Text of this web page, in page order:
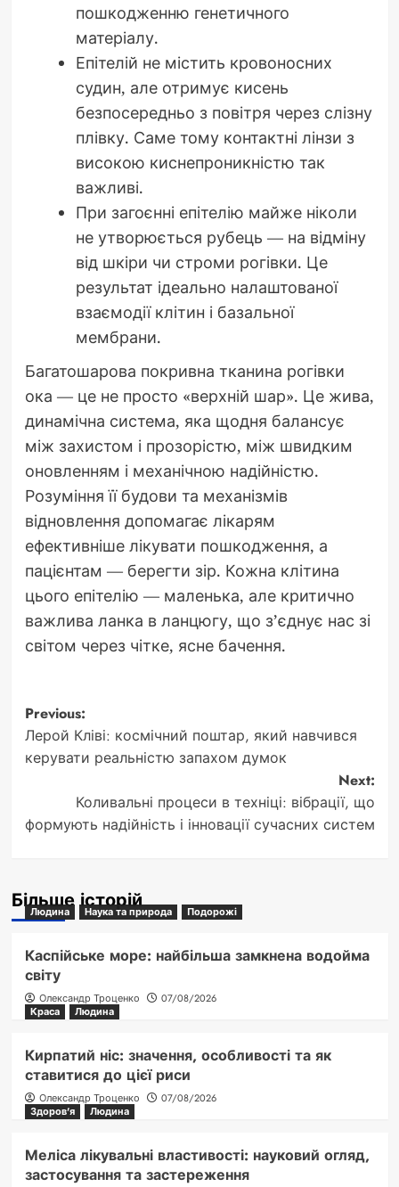
пошкодженню генетичного
матеріалу.
Епітелій не містить кровоносних
судин, але отримує кисень
безпосередньо з повітря через слізну
плівку. Саме тому контактні лінзи з
високою киснепроникністю так
важливі.
При загоєнні епітелію майже ніколи
не утворюється рубець — на відміну
від шкіри чи строми рогівки. Це
результат ідеально налаштованої
взаємодії клітин і базальної
мембрани.
Багатошарова покривна тканина рогівки
ока — це не просто «верхній шар». Це жива,
динамічна система, яка щодня балансує
між захистом і прозорістю, між швидким
оновленням і механічною надійністю.
Розуміння її будови та механізмів
відновлення допомагає лікарям
ефективніше лікувати пошкодження, а
пацієнтам — берегти зір. Кожна клітина
цього епітелію — маленька, але критично
важлива ланка в ланцюгу, що з’єднує нас зі
світом через чітке, ясне бачення.
Post
navigation
Previous:
Лерой Кліві: космічний поштар, який навчився
керувати реальністю запахом думок
Next:
Коливальні процеси в техніці: вібрації, що
формують надійність і інновації сучасних систем
Більше історій
Людина Наука та природа Подорожі
Каспійське море: найбільша замкнена водойма
світу
Олександр Троценко
07/08/2026
Краса
Людина
Кирпатий ніс: значення, особливості та як
ставитися до цієї риси
Олександр Троценко
07/08/2026
Здоров'я
Людина
Меліса лікувальні властивості: науковий огляд,
застосування та застереження